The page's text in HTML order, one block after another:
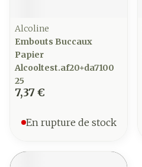
Alcoline
Embouts Buccaux
Papier
Alcooltest.af20+da7100
25
7,37 €
En rupture de stock